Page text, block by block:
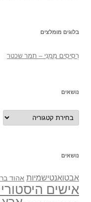
בלוגים מומלצים
רְסִיסִים מִמֶנִי – תמר שכטר
נושאים
נושאים
נושאים
אבטואנטישמיות אהוד
אישים